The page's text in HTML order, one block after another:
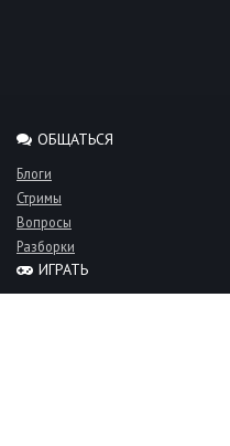
ОБЩАТЬСЯ
Блоги
Стримы
Вопросы
Разборки
ИГРАТЬ